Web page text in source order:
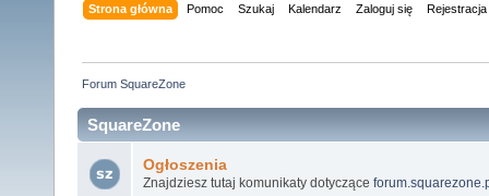
Strona główna Pomoc Szukaj Kalendarz Zaloguj się Rejestracja
Forum SquareZone
SquareZone
Ogłoszenia
Znajdziesz tutaj komunikaty dotyczące